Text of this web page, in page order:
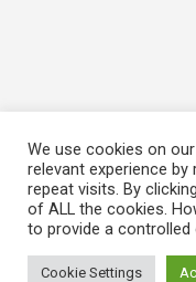
We use cookies on
relevant experience
repeat visits. By
of ALL the cookies.
to provide a controlled
Cookie Settings